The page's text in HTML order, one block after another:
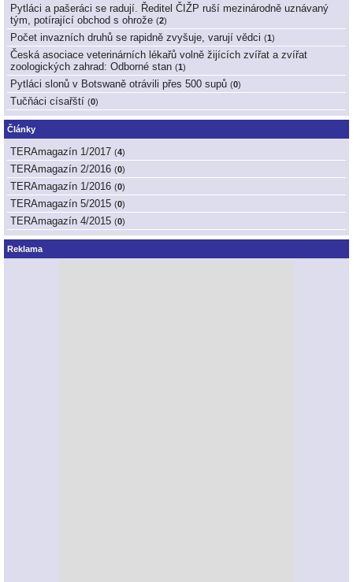
Pytláci a pašeráci se radují. Ředitel ČIŽP ruší mezinárodně uznávaný
tým, potírající obchod s ohrože (2)
Počet invazních druhů se rapidně zvyšuje, varují vědci (1 )
Česká asociace veterinárních lékařů volně žijících zvířat a zvířat
zoologických zahrad: Odborné stan (1 )
Pytláci slonů v Botswaně otrávili přes 500 supů (0)
Tučňáci císařští (0)
Články
TERAmagazín 1/2017 (4)
TERAmagazín 2/2016 (0)
TERAmagazín 1/2016 (0)
TERAmagazín 5/2015 (0)
TERAmagazín 4/2015 (0)
Reklama